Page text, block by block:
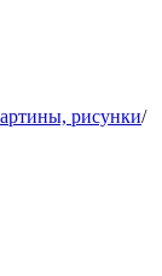
рисунки/